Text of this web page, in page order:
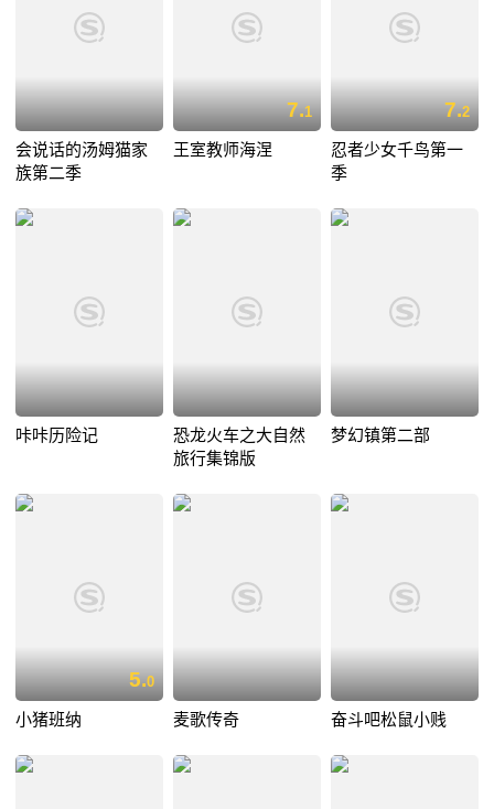
会说话的汤姆猫家
族第二季
7.1
王室教师海涅
7.2
忍者少女千鸟第一
季
咔咔历险记
恐龙火车之大自然
旅行集锦版
梦幻镇第二部
5.0
小猪班纳 麦歌传奇 奋斗吧松鼠小贱